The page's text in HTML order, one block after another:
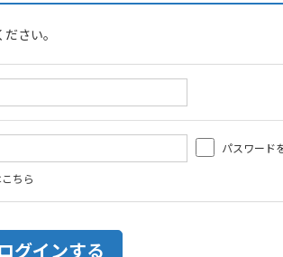
さい。
パスワード
ちら